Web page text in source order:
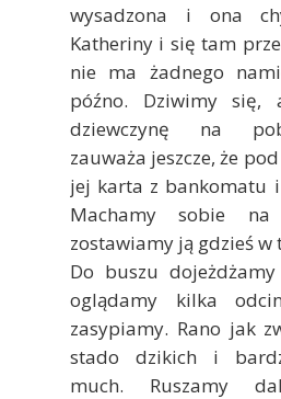
wysadzona i ona
Katheriny i się tam
nie ma żadnego
późno. Dziwimy się,
dziewczynę na
zauważa jeszcze, że
jej karta z bankomatu i
Machamy sobie
zostawiamy ją gdzieś w
Do buszu
oglądamy kilka
zasypiamy. Rano jak
stado dzikich i
much. Ruszamy